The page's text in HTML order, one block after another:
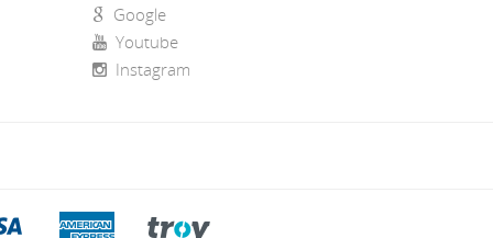
Google
Youtube
Instagram